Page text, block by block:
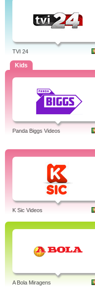
TVI 24
Kids
Panda Biggs Videos
K Sic Videos
A Bola Miragens